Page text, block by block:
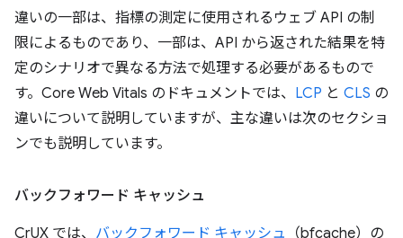
違いの一部は、指標の測定に使用されるウェブ API の制
限によるものであり、一部は、API から返された結果を特
定のシナリオで異なる方法で処理する必要があるもので
す。Core Web Vitals のドキュメントでは、 LCP と CLS の
違いについて説明していますが、主な違いは次のセクショ
ンでも説明しています。
バックフォワード キャッシュ
CrUX では、 バックフォワード キャッシュ （bfcache）の